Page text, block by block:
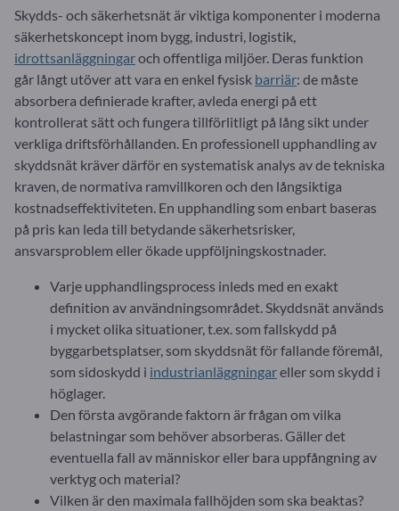
Skydds- och säkerhetsnät är viktiga komponenter i moderna
säkerhetskoncept inom bygg, industri, logistik,
idrottsanläggningaroch offentliga miljöer. Deras funktion
går långt utöver att vara en enkel fysisk barriär: de måste
absorbera definierade krafter, avleda energi på ett
kontrollerat sätt och fungera tillförlitligt på lång sikt under
verkliga driftsförhållanden. En professionell upphandling av
skyddsnät kräver därför en systematisk analys av de tekniska
kraven, de normativa ramvillkoren och den långsiktiga
kostnadseffektiviteten. En upphandling som enbart baseras
på pris kan leda till betydande säkerhetsrisker,
ansvarsproblem eller ökade uppföljningskostnader.
Varje upphandlingsprocess inleds med en exakt
definition av användningsområdet. Skyddsnät används
i mycket olika situationer, t.ex. som fallskydd på
byggarbetsplatser, som skyddsnät för fallande föremål,
som sidoskydd i industrianläggningareller som skydd i
höglager.
Den första avgörande faktorn är frågan om vilka
belastningar som behöver absorberas. Gäller det
eventuella fall av människor eller bara uppfångning av
verktyg och material?
Vilken är den maximala fallhöjden som ska beaktas?